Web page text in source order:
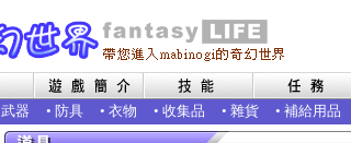
武器 • 防具 • 衣物 • 收集品 • 雜貨 • 補給用品